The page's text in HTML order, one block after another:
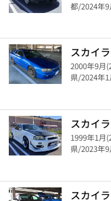
都/2024年
スカイ
2000年9月
県/2024年
スカイ
1999年1月
県/2023年
スカイ